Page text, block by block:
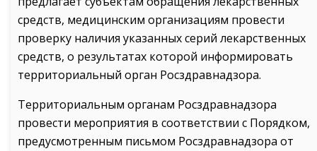
средств, медицинским организациям провести
проверку наличия указанных серий лекарственных
средств, о результатах которой информировать
территориальный орган Росздравнадзора.
Территориальным органам Росздравнадзора
провести мероприятия в соответствии с Порядком,
предусмотренным письмом Росздравнадзора от